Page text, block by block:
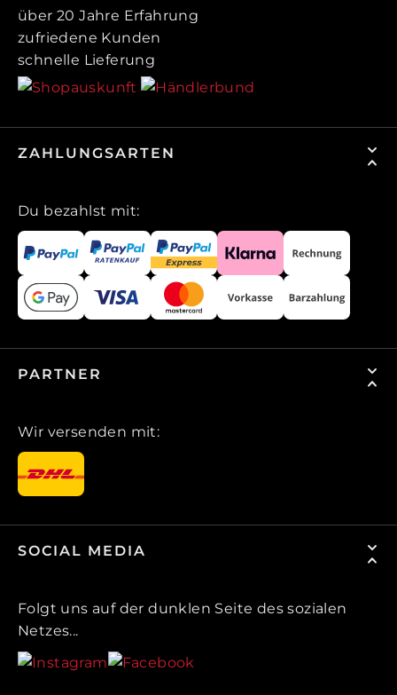
über 20 Jahre Erfahrung
zufriedene Kunden
schnelle Lieferung
ZAHLUNGSARTEN
Du bezahlst mit:
PARTNER
Wir versenden mit:
SOCIAL MEDIA
Folgt uns auf der dunklen Seite des sozialen
Netzes...